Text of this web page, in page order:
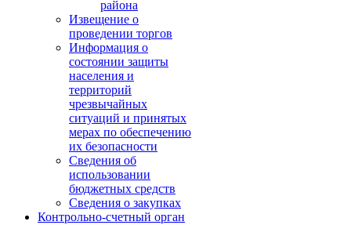
района
Извещение о
проведении торгов
Информация о
состоянии защиты
населения и
территорий
чрезвычайных
ситуаций и принятых
мерах по обеспечению
их безопасности
Сведения об
использовании
бюджетных средств
Сведения о закупках
Контрольно-счетный орган